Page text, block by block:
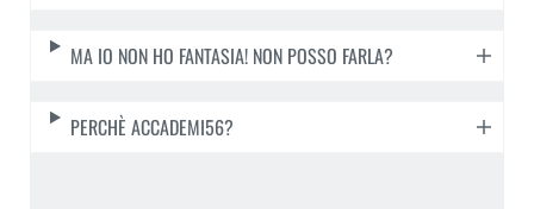
MA IO NON HO FANTASIA! NON POSSO FARLA?
PERCHÈ ACCADEMI56?